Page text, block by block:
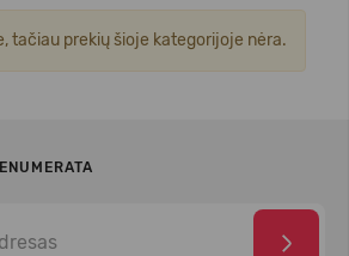
tačiau prekių šioje kategorijoje nėra.